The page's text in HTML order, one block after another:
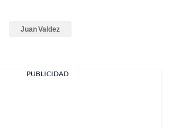
Juan Valdez
PUBLICIDAD